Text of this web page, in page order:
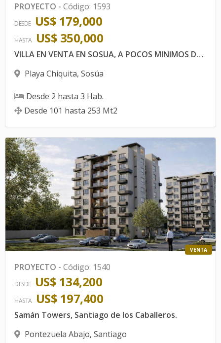
PROYECTO - Código: 1593
DESDE US$ 179,000
HASTA US$ 350,000
VILLA EN VENTA EN SOSUA, A POCOS MINIMOS DE LA PLAYA, DOMINION LUXURY
Playa Chiquita, Sosúa
Desde 2 hasta 3 Hab.
Desde 101 hasta 253 Mt2
VENTA
PROYECTO - Código: 1540
DESDE US$ 134,200
HASTA US$ 197,400
Samán Towers, Santiago de los Caballeros.
Pontezuela Abajo, Santiago